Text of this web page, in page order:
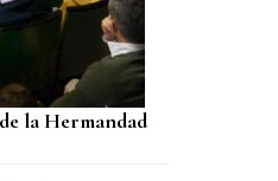
la Hermandad